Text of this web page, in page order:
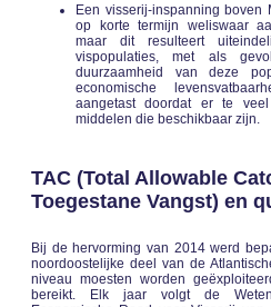
Een visserij-inspanning boven
op korte termijn weliswaar
maar dit resulteert
vispopulaties, met als
duurzaamheid van deze
economische
aangetast doordat er te
middelen die beschikbaar zijn.
TAC (Total Allowable
Toegestane Vangst) en
Bij de hervorming van 2014 werd
noordoostelijke deel van de
niveau moesten worden
bereikt. Elk jaar volgt de